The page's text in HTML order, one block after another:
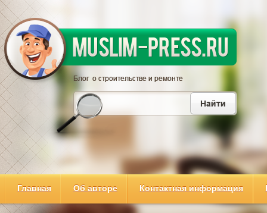
Главная Об авторе Контактная информация